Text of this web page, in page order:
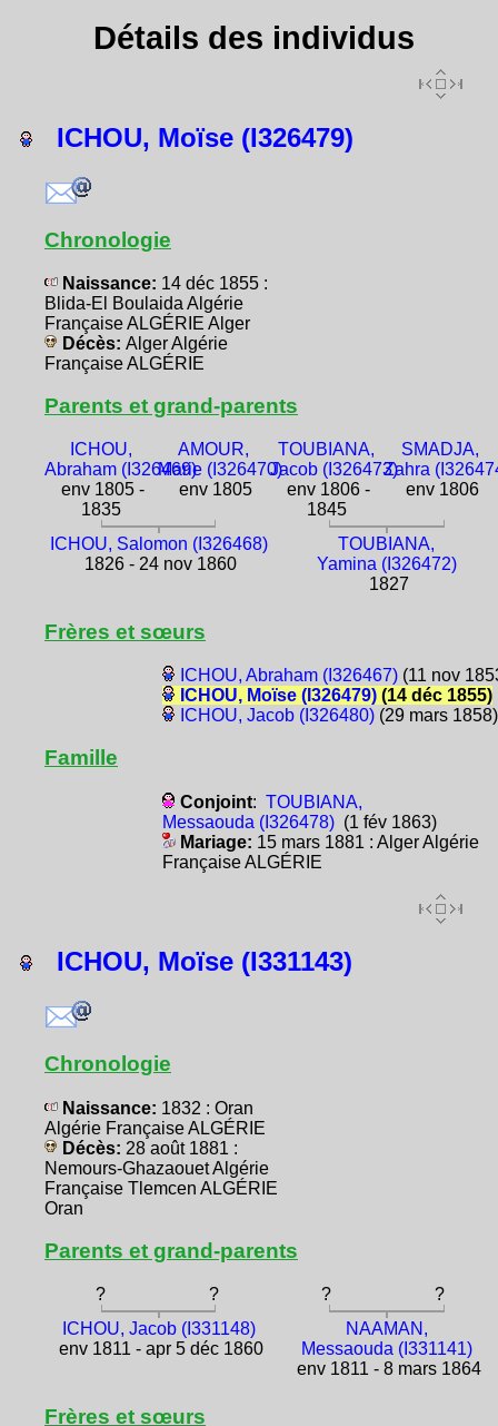
Détails des individus
ICHOU, Moïse (I326479)
Chronologie
Naissance: 14 déc 1855 :
Blida-El Boulaida Algérie
Française ALGÉRIE Alger
Décès: Alger Algérie
Française ALGÉRIE
Parents et grand-parents
ICHOU,
Abraham (I326469)
env 1805 -
1835
AMOUR,
Marie (I326470)
env 1805
TOUBIANA,
Jacob (I326473)
env 1806 -
1845
SMADJA,
Zahra
env 1806
ICHOU, Salomon (I326468)
1826 - 24 nov 1860
TOUBIANA,
Yamina (I326472)
1827
Frères et sœurs
ICHOU, Abraham (I326467)(11 nov
ICHOU, Moïse (I326479)(14 déc 1855)
ICHOU, Jacob (I326480)(29 mars 1858)
Famille
Conjoint: TOUBIANA,
Messaouda (I326478)(1 fév 1863)
Mariage: 15 mars 1881 : Alger Algérie
Française ALGÉRIE
ICHOU, Moïse (I331143)
Chronologie
Naissance: 1832 : Oran
Algérie Française ALGÉRIE
Décès: 28 août 1881 :
Nemours-Ghazaouet Algérie
Française Tlemcen ALGÉRIE
Oran
Parents et grand-parents
? ? ?
?
ICHOU, Jacob (I331148)
env 1811 - apr 5 déc 1860
NAAMAN,
Messaouda (I331141)
env 1811 - 8 mars 1864
Frères et sœurs